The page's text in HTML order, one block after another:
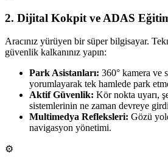
2. Dijital Kokpit ve ADAS
Aracınız yürüyen bir süper bilgisayar.
güvenlik kalkanınız yapın:
Park Asistanları: 360° kamera ve
yorumlayarak tek hamlede park
Aktif Güvenlik: Kör nokta uyarı,
sistemlerinin ne zaman devreye
Multimedya Refleksleri: Gözü
navigasyon yönetimi.
⚙️